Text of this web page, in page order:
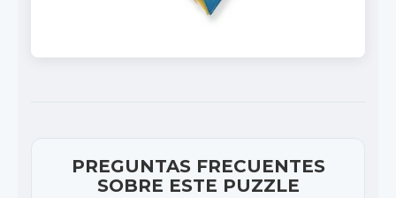
PREGUNTAS FRECUENTES
SOBRE ESTE PUZZLE